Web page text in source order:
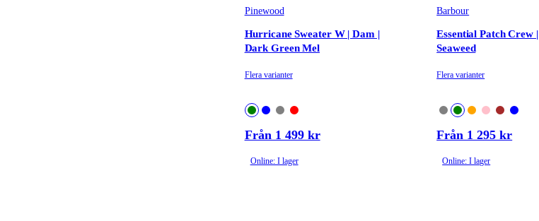
Pinewood
Hurricane Sweater W | Dam |
Dark Green Mel
Flera varianter
Från 1 499 kr
Online: I lager
Barbour
Essential Patch Crew |
Seaweed
Flera varianter
Från 1 295 kr
Online: I lager